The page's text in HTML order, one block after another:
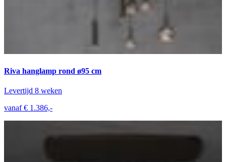
Riva hanglamp rond ø95 cm
Levertijd 8 weken
vanaf € 1.386,-